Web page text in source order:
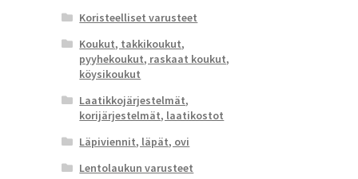
Koristeelliset varusteet
Koukut, takkikoukut,
pyyhekoukut, raskaat koukut,
köysikoukut
Laatikkojärjestelmät,
korijärjestelmät, laatikostot
Läpiviennit, läpät, ovi
Lentolaukun varusteet